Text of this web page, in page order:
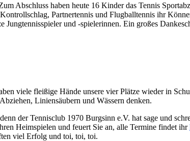
Abschluss haben heute 16 Kinder das Tennis
Partnertennis und Flugballtennis ihr
und -spielerinnen. Ein großes
viele fleißige Hände unsere vier Plätze wieder in
Liniensäubern und Wässern denken.
der Tennisclub 1970 Burgsinn e.V. hat sage und
Heimspielen und feuert Sie an, alle Termine findet ihr
viel Erfolg und toi, toi, toi.